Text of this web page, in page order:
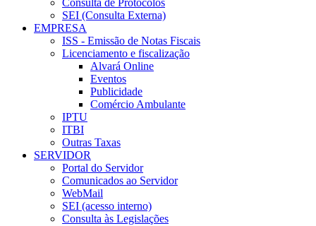
Consulta de Protocolos
SEI (Consulta Externa)
EMPRESA
ISS - Emissão de Notas Fiscais
Licenciamento e fiscalização
Alvará Online
Eventos
Publicidade
Comércio Ambulante
IPTU
ITBI
Outras Taxas
SERVIDOR
Portal do Servidor
Comunicados ao Servidor
WebMail
SEI (acesso interno)
Consulta às Legislações